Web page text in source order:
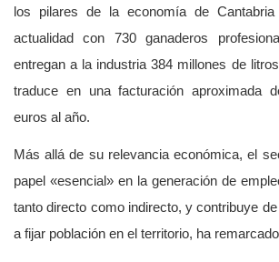
los pilares de la economía de
actualidad con 730 ganaderos
entregan a la industria 384 millones de
traduce en una facturación aproximada
euros al año.
Más allá de su relevancia económica, el
papel «esencial» en la generación de
tanto directo como indirecto, y contribuye
a fijar población en el territorio, ha